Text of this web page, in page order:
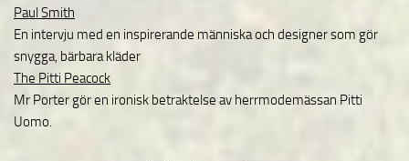
Paul Smith
En intervju med en inspirerande människa och designer som gör
snygga, bärbara kläder
The Pitti Peacock
Mr Porter gör en ironisk betraktelse av herrmodemässan Pitti
Uomo.